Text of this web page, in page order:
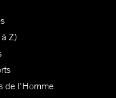
Z)
de l'Homme